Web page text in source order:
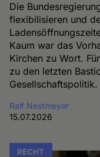
Die
flexibilisieren und
Kaum war das
Kirchen zu Wort.
zu den letzten
Gesellschaftspolitik.
Ralf Nestmeyer
15.07.2026
RECHT